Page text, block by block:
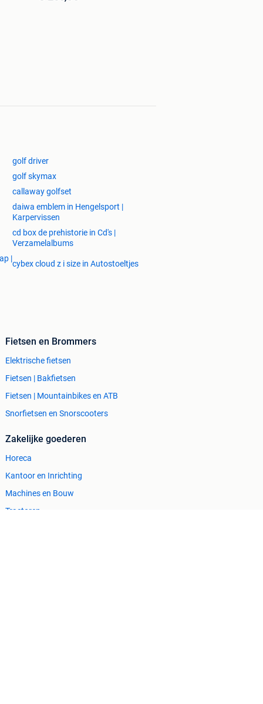
golf driver
golf skymax
callaway golfset
daiwa emblem in Hengelsport |
Karpervissen
cd box de prehistorie in Cd's |
Verzamelalbums
|
cybex cloud z i size in Autostoeltjes
Fietsen en Brommers
Elektrische fietsen
Fietsen | Bakfietsen
Fietsen | Mountainbikes en ATB
Snorfietsen en Snorscooters
Zakelijke goederen
Horeca
Kantoor en Inrichting
Machines en Bouw
Tractoren